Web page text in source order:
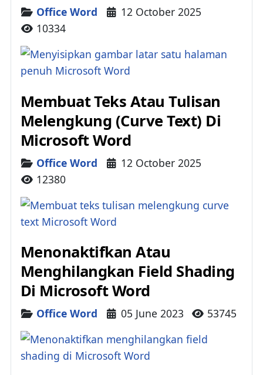
DetailsOffice Word
12 October 2025
10334
Membuat Teks Atau Tulisan
Melengkung (Curve Text) Di
Microsoft Word
DetailsOffice Word
12 October 2025
12380
Menonaktifkan Atau
Menghilangkan Field Shading
Di Microsoft Word
DetailsOffice Word 05 June 2023 53745